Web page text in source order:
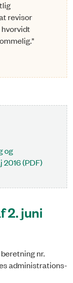
revisor
og
(PDF)
2. juni
nr.
administrations-